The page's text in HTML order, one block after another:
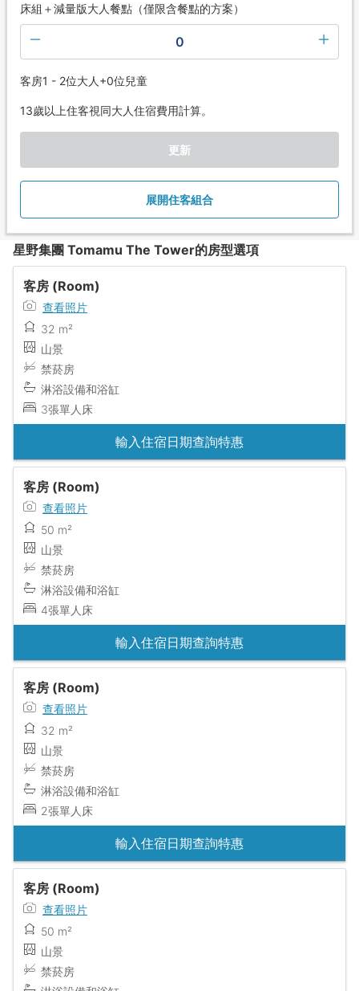
床組＋減量版大人餐點（僅限含餐點的方案）
0
客房1 - 2位大人+0位兒童
13歲以上住客視同大人住宿費用計算。
更新
展開住客組合
星野集團 Tomamu The Tower的房型選項
客房 (Room)
查看照片
32 m²
山景
禁菸房
淋浴設備和浴缸
3張單人床
輸入住宿日期查詢特惠
客房 (Room)
查看照片
50 m²
山景
禁菸房
淋浴設備和浴缸
4張單人床
輸入住宿日期查詢特惠
客房 (Room)
查看照片
32 m²
山景
禁菸房
淋浴設備和浴缸
2張單人床
輸入住宿日期查詢特惠
客房 (Room)
查看照片
50 m²
山景
禁菸房